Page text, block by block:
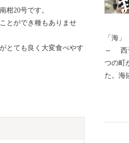
柑20号です。
とができ種もありませ
とても良く大変食べやす
「海
～ 西予市は愛媛県の南部に位置し、平成16年4月に5
つの町
た。海
オパ